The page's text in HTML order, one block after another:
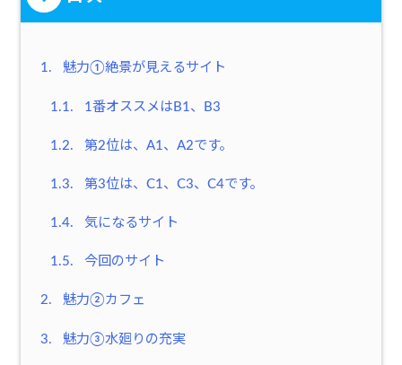
1. 魅力①絶景が見えるサイト
1.1. 1番オススメはB1、B3
1.2. 第2位は、A1、A2です。
1.3. 第3位は、C1、C3、C4です。
1.4. 気になるサイト
1.5. 今回のサイト
2. 魅力②カフェ
3. 魅力③水廻りの充実